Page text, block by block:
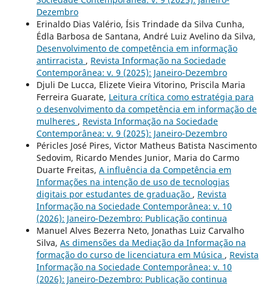
Dezembro
Erinaldo Dias Valério, Ísis Trindade da Silva Cunha,
Édla Barbosa de Santana, André Luiz Avelino da Silva,
Desenvolvimento de competência em informação
antirracista , Revista Informação na Sociedade
Contemporânea: v. 9 (2025): Janeiro-Dezembro
Djuli De Lucca, Elizete Vieira Vitorino, Priscila Maria
Ferreira Guarate, Leitura crítica como estratégia para
o desenvolvimento da competência em informação de
mulheres , Revista Informação na Sociedade
Contemporânea: v. 9 (2025): Janeiro-Dezembro
Péricles José Pires, Victor Matheus Batista Nascimento
Sedovim, Ricardo Mendes Junior, Maria do Carmo
Duarte Freitas, A influência da Competência em
Informações na intenção de uso de tecnologias
digitais por estudantes de graduação , Revista
Informação na Sociedade Contemporânea: v. 10
(2026): Janeiro-Dezembro: Publicação continua
Manuel Alves Bezerra Neto, Jonathas Luiz Carvalho
Silva, As dimensões da Mediação da Informação na
formação do curso de licenciatura em Música , Revista
Informação na Sociedade Contemporânea: v. 10
(2026): Janeiro-Dezembro: Publicação continua